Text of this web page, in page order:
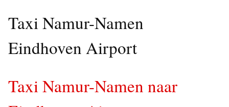
Taxi Namur-Namen
Eindhoven Airport
Taxi Namur-Namen naar